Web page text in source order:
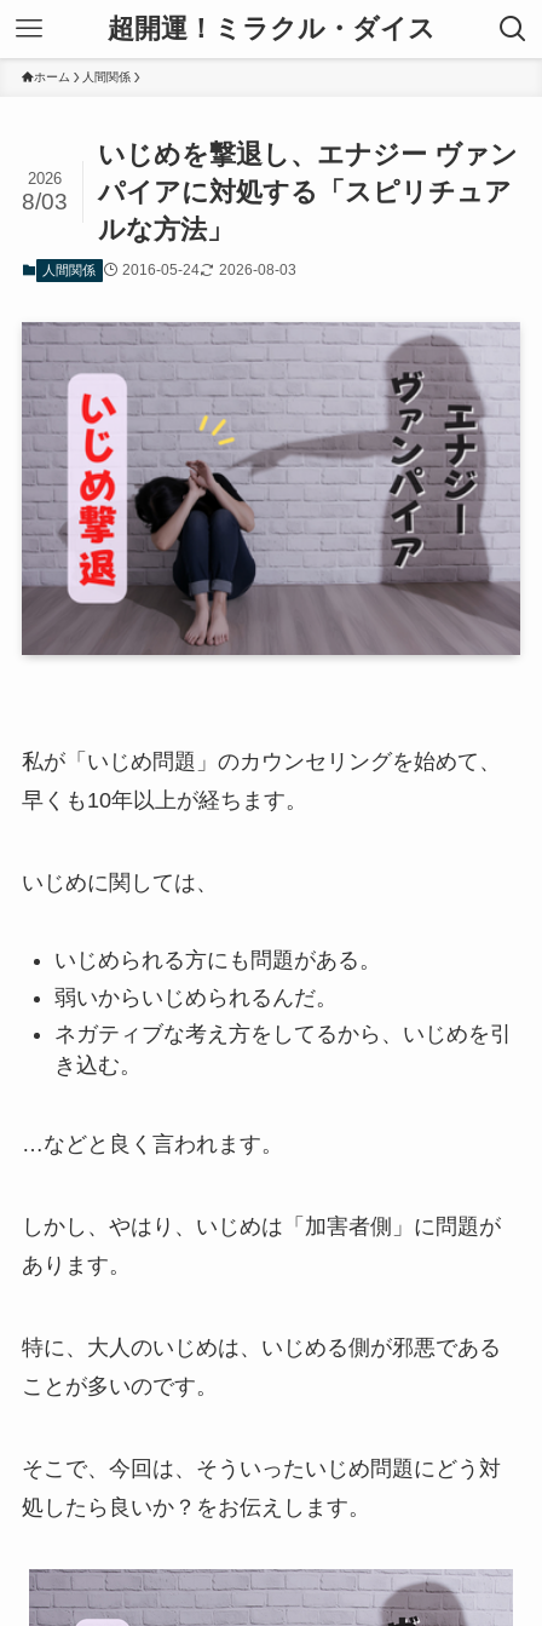
超開運！ミラクル・ダイス
ホーム 人間関係
いじめを撃退し、エナジー ヴァン
パイアに対処する「スピリチュア
ルな方法」
2026
8/03
人間関係 2016-05-24 2026-08-03
私が「いじめ問題」のカウンセリングを始めて、
早くも10年以上が経ちます。
いじめに関しては、
いじめられる方にも問題がある。
弱いからいじめられるんだ。
ネガティブな考え方をしてるから、いじめを引
き込む。
…などと良く言われます。
しかし、やはり、いじめは「加害者側」に問題が
あります。
特に、大人のいじめは、いじめる側が邪悪である
ことが多いのです。
そこで、今回は、そういったいじめ問題にどう対
処したら良いか？ をお伝えします。